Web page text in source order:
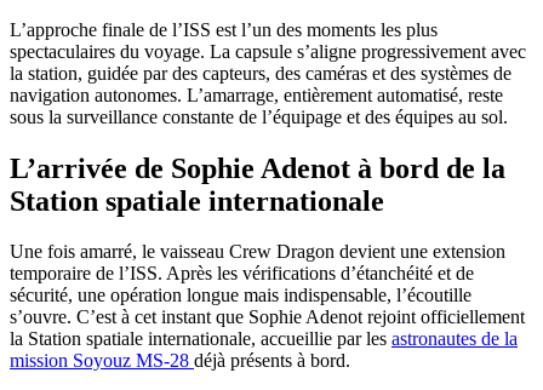
L’approche finale de l’ISS est l’un des moments les plus
spectaculaires du voyage. La capsule s’aligne progressivement avec
la station, guidée par des capteurs, des caméras et des systèmes de
navigation autonomes. L’amarrage, entièrement automatisé, reste
sous la surveillance constante de l’équipage et des équipes au sol.
L’arrivée de Sophie Adenot à bord de la
Station spatiale internationale
Une fois amarré, le vaisseau Crew Dragon devient une extension
temporaire de l’ISS. Après les vérifications d’étanchéité et de
sécurité, une opération longue mais indispensable, l’écoutille
s’ouvre. C’est à cet instant que Sophie Adenot rejoint officiellement
la Station spatiale internationale, accueillie par les astronautes de la
mission Soyouz MS-28 déjà présents à bord.